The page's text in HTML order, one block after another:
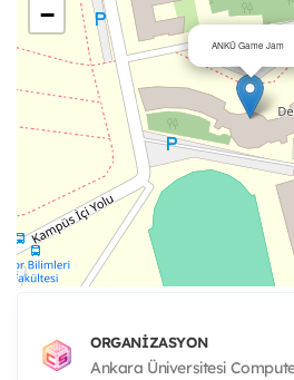
ANKÜ Game Jam
−
ORGANIZASYON
Ankara Üniversitesi